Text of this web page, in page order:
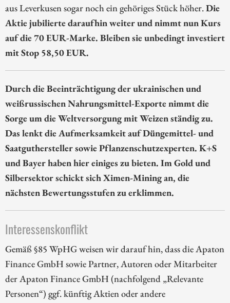
aus Leverkusen sogar noch ein gehöriges Stück höher.Die
Aktie jubilierte daraufhin weiter und nimmt nun Kurs
auf die 70 EUR-Marke. Bleiben sie unbedingt investiert
mit Stop 58,50 EUR.
Durch die Beeinträchtigung der ukrainischen und
weißrussischen Nahrungsmittel-Exporte nimmt die
Sorge um die Weltversorgung mit Weizen ständig zu.
Das lenkt die Aufmerksamkeit auf Düngemittel- und
Saatguthersteller sowie Pflanzenschutzexperten. K+S
und Bayer haben hier einiges zu bieten. Im Gold und
Silbersektor schickt sich Ximen-Mining an, die
nächsten Bewertungsstufen zu erklimmen.
Interessenskonflikt
Gemäß §85 WpHG weisen wir darauf hin, dass die Apaton
Finance GmbH sowie Partner, Autoren oder Mitarbeiter
der Apaton Finance GmbH (nachfolgend „Relevante
Personen“) ggf. künftig Aktien oder andere